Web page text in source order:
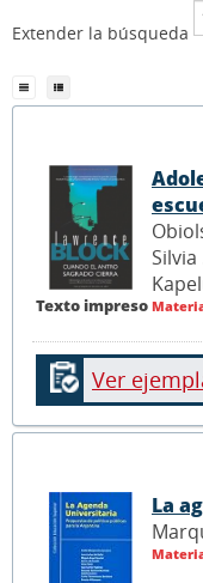
Extender la búsqueda
Texto impreso
Ver
La